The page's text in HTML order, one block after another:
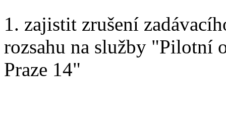
1. zajistit zrušení
rozsahu na služby "Pilotní
Praze 14"